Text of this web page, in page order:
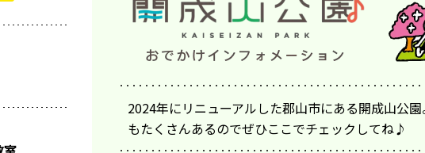
2024年にリニューアルした郡山市にある開成山公
もたくさんあるのでぜひここでチェックしてね♪